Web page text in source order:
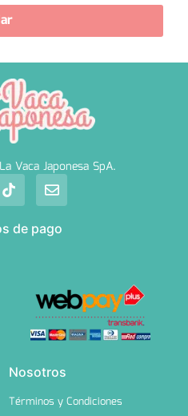
Vaca Japonesa SpA.
de pago
Nosotros
Términos y Condiciones